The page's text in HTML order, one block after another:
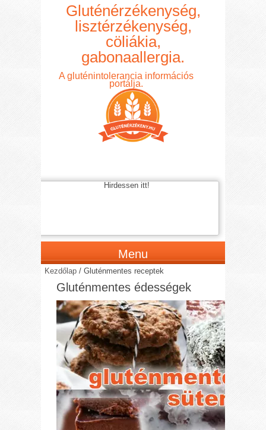
Gluténérzékenység,
lisztérzékenység,
cöliákia,
gabonaallergia.
A gluténintolerancia információs
portálja.
Hirdessen itt!
Menu
Kezdőlap /Gluténmentes receptek
Gluténmentes édességek